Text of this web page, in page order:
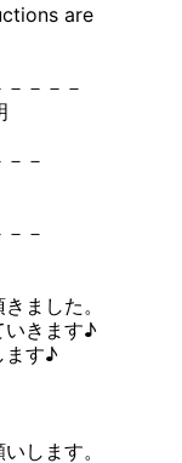
are
－－－
－
－
ました。
いきます♪
ます♪
します。